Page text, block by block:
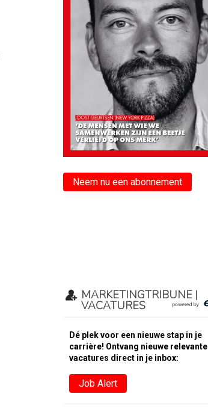
Neem nu een abonnement
MARKETINGTRIBUNE |
VACATURES
Dé plek voor een nieuwe stap in je
carrière! Ontvang nieuwe relevante
vacatures direct in je inbox:
Job Alert